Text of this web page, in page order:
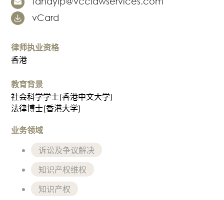
vCard
律师执业资格
香港
教育背景
社会科学学士(香港中文大学)
法律博士(香港大学)
业务领域
诉讼及争议解决
知识产权维权
知识产权
韵
云
师
行
团
队
业务领域
国
际
贸
易
诉